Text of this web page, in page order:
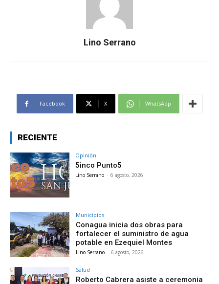
Lino Serrano
Facebook X WhatsApp
RECIENTE
Opinión
5inco Punto5
Lino Serrano - 6 agosto, 2026
Municipios
Conagua inicia dos obras para
fortalecer el suministro de agua
potable en Ezequiel Montes
Lino Serrano - 6 agosto, 2026
Salud
Roberto Cabrera asiste a ceremonia